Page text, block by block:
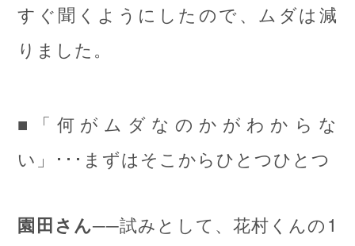
すぐ聞くようにしたので、ムダは減
りました。
■「何がムダなのかがわからな
い」･･･まずはそこからひとつひとつ
園田さん──試みとして、花村くんの1